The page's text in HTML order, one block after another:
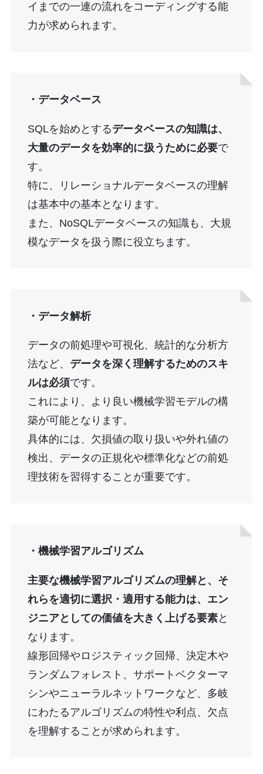
イまでの一連の流れをコーディングする能
力が求められます。
・データベース
SQLを始めとするデータベースの知識は、
大量のデータを効率的に扱うために必要で
す。
特に、リレーショナルデータベースの理解
は基本中の基本となります。
また、NoSQLデータベースの知識も、大規
模なデータを扱う際に役立ちます。
・データ解析
データの前処理や可視化、統計的な分析方
法など、 データを深く理解するためのスキ
ルは必須です。
これにより、より良い機械学習モデルの構
築が可能となります。
具体的には、欠損値の取り扱いや外れ値の
検出、データの正規化や標準化などの前処
理技術を習得することが重要です。
・機械学習アルゴリズム
主要な機械学習アルゴリズムの理解と、そ
れらを適切に選択・適用する能力は、エン
ジニアとしての価値を大きく上げる要素と
なります。
線形回帰やロジスティック回帰、決定木や
ランダムフォレスト、サポートベクターマ
シンやニューラルネットワークなど、多岐
にわたるアルゴリズムの特性や利点、欠点
を理解することが求められます。